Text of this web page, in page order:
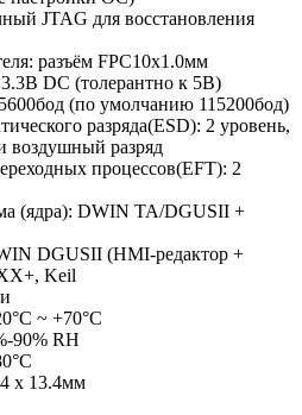
JTAG для восстановления
разъём FPC10x1.0мм
DC (толерантно к 5В)
(по умолчанию 115200бод)
разряда(ESD): 2 уровень,
воздушный разряд
процессов(EFT): 2
(ядра): DWIN TA/DGUSII +
DGUSII (HMI-редактор +
Keil
~ +70°С
90% RH
х 13.4мм